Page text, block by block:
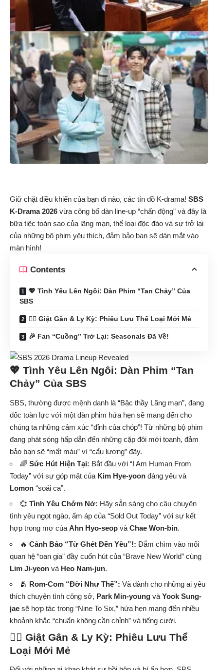
Giữ chặt điều khiển của bạn đi nào, các tín đồ K-drama! SBS
K-Drama 2026 vừa công bố dàn line-up “chấn động” và đây là
bữa tiệc toàn sao của lãng mạn, thể loại độc đáo và sự trở lại
của những bộ phim yêu thích, đảm bảo bạn sẽ dán mắt vào
màn hình!
Contents
💖 Tình Yêu Lên Ngôi: Dàn Phim “Tan Chảy” Của
SBS
🕵️‍♀️ Giật Gân & Ly Kỳ: Phiêu Lưu Thể Loại Mới Mẻ
🎉 Fan “Cuồng” Trở Lại: Seasonals Đã Về!
💖 Tình Yêu Lên Ngôi: Dàn Phim “Tan
Chảy” Của SBS
SBS, thường được mệnh danh là “Bậc thầy Lãng mạn”, đang
dốc toàn lực với một dàn phim hứa hẹn sẽ mang đến cho
chúng ta những cảm xúc “đỉnh của chóp”! Từ những bộ phim
đang phát sóng hấp dẫn đến những cặp đôi mới toanh, đảm
bảo bạn sẽ “mất máu” vì “cẩu lương” đây.
🌈 Sức Hút Hiện Tại: Bắt đầu với “I Am Human From
Today” với sự góp mặt của Kim Hye-yoon đáng yêu và
Lomon “soái ca”.
💞 Tình Yêu Chớm Nở: Hãy sẵn sàng cho câu chuyện
tình yêu ngọt ngào, ấm áp của “Sold Out Today” với sự kết
hợp trong mơ của Ahn Hyo-seop và Chae Won-bin.
🔥 Cảnh Báo “Từ Ghét Đến Yêu”!: Đắm chìm vào mối
quan hệ “oan gia” đầy cuốn hút của “Brave New World” cùng
Lim Ji-yeon và Heo Nam-jun.
🫂 Rom-Com “Đời Như Thế”: Và dành cho những ai yêu
thích chuyện tình công sở, Park Min-young và Yook Sung-
jae sẽ hợp tác trong “Nine To Six,” hứa hẹn mang đến nhiều
khoảnh khắc “chuẩn không cần chỉnh” và tiếng cười.
🕵️‍♀️ Giật Gân & Ly Kỳ: Phiêu Lưu Thể
Loại Mới Mẻ